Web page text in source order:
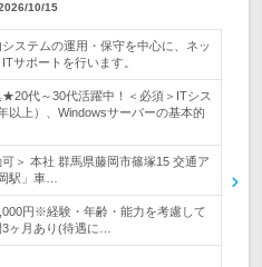
10/15
ステムの運用・保守を中心に、ネッ
サポートを行います。
代～30代活躍中！＜必須＞ITシス
以上）、Windowsサーバーの基本的
＞ 本社 群馬県藤岡市篠塚15 交通ア
駅」車…
円※経験・年齢・能力を考慮して
ヶ月あり(待遇に…